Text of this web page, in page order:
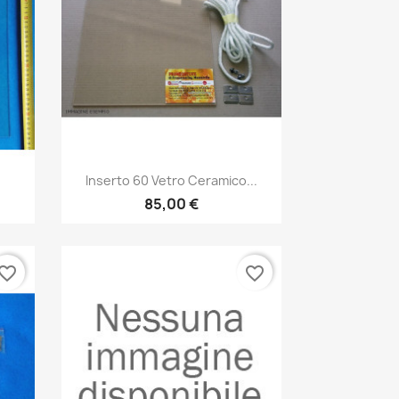
Anteprima
Inserto 60 Vetro Ceramico...
85,00 €
favorite_border